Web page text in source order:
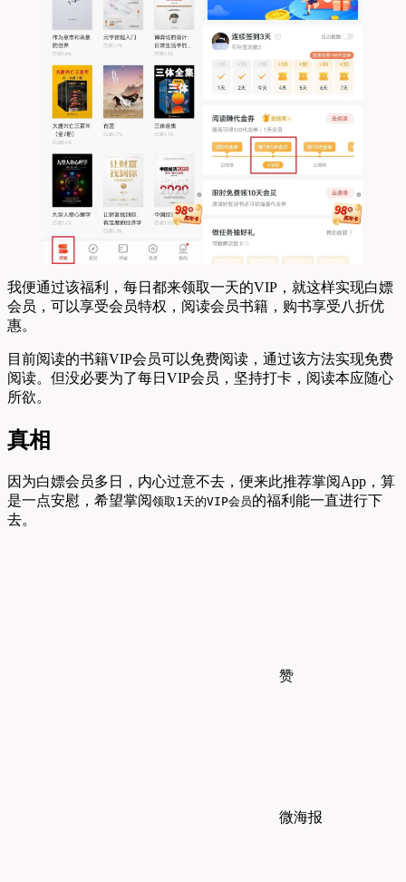
我便通过该福利，每日都来领取一天的VIP，就这样实现白嫖
会员，可以享受会员特权，阅读会员书籍，购书享受八折优
惠。
目前阅读的书籍VIP会员可以免费阅读，通过该方法实现免费
阅读。但没必要为了每日VIP会员，坚持打卡，阅读本应随心
所欲。
真相
因为白嫖会员多日，内心过意不去，便来此推荐掌阅App，算
是一点安慰，希望掌阅领取1天的VIP会员的福利能一直进行下
去。
赞
微海报